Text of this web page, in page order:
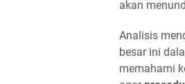
akan
Analisis
besar ini
memahami